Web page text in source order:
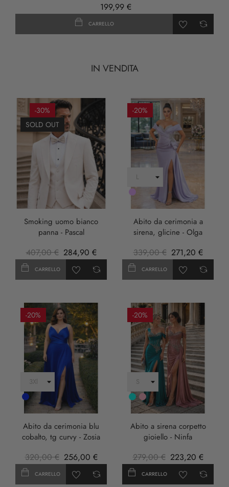
199,99 €
CARRELLO
IN VENDITA
-30%
SOLD OUT
Smoking uomo bianco
panna - Pascal
407,00 € 284,90 €
CARRELLO
-20%
LILLA
Abito da cerimonia a
sirena, glicine - Olga
339,00 € 271,20 €
CARRELLO
-20%
Cobalto
Abito da cerimonia blu
cobalto, tg curvy - Zosia
320,00 € 256,00 €
CARRELLO
-20%
Turchese
rosa
anticha
Abito a sirena corpetto
gioiello - Ninfa
279,00 € 223,20 €
CARRELLO